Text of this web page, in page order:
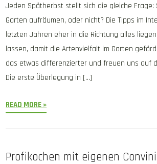
Jeden Spätherbst stellt sich die gleiche Frage:
Garten aufräumen, oder nicht? Die Tipps im
letzten Jahren eher in die Richtung alles
lassen, damit die Artenvielfalt im Garten
das etwas differenzierter und freuen uns auf
Die erste Überlegung in […]
READ MORE »
Profikochen mit eigenen